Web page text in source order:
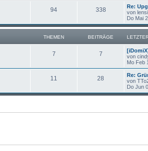
94 338
Re:
von
Do Mai
THEMEN BEITRÄGE
7 7
von
Mo Feb
11 28
Re:
von
Do Jun